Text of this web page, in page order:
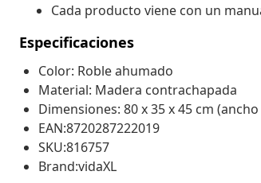
Cada producto viene con un
Especificaciones
Color: Roble ahumado
Material: Madera contrachapada
Dimensiones: 80 x 35 x 45 cm
EAN:8720287222019
SKU:816757
Brand:vidaXL